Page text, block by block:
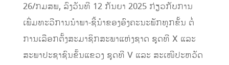
26/ກມສພ, ລົງວັນທີ 12 ກັນຍາ 2025 ກ່ຽວກັບການ
ເພີ່ມທະວີການນຳພາ-ຊີ້ນຳຂອງອົງຄະນະພັກທຸກຂັ້ນ ຕໍ່
ການເລືອກຕັ້ງສະມາຊິກສະພາແຫ່ງຊາດ ຊຸດທີ X ແລະ
ສະພາປະຊາຊົນຂັ້ນແຂວງ ຊຸດທີ V ແລະ ສະເໜີປະຫວັດ